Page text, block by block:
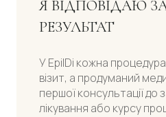
Я ВІДПОВІДАЮ
РЕЗУЛЬТАТ
У EpilDi кожна
візит, а продуманий
першої консультації до
лікування або курсу